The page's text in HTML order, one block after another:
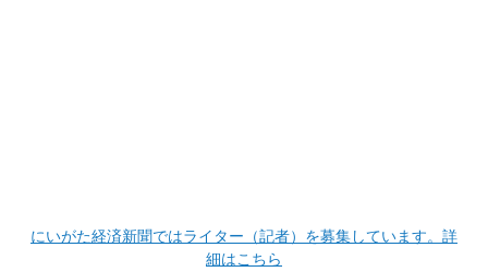
にいがた経済新聞ではライター（記者）を募集しています。詳
細はこちら